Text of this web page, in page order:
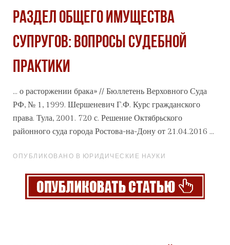
РАЗДЕЛ ОБЩЕГО ИМУЩЕСТВА
СУПРУГОВ: ВОПРОСЫ СУДЕБНОЙ
ПРАКТИКИ
... о расторжении брака» // Бюллетень Верховного Суда
РФ, № 1, 1999. Шершеневич Г.Ф. Курс гражданского
права. Тула, 2001. 720 с. Решение Октябрьского
районного суда города Ростова-на-Дону от 21.04.2016 ...
ОПУБЛИКОВАНО В ЮРИДИЧЕСКИЕ НАУКИ